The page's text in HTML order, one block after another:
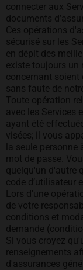
connecter aux
documents
Ces opérations
sécurisé sur les
en dépit des
existe toujours un
concernant soient
sans faute de
Toute opération
avec les Services
ayant été
visées; il vous
la seule personne
mot de passe.
quelqu'un d'autre
code d’utilisateur
Lors d'une
de votre
conditions et
demande
Si vous croyez
renseignements
d'assurances